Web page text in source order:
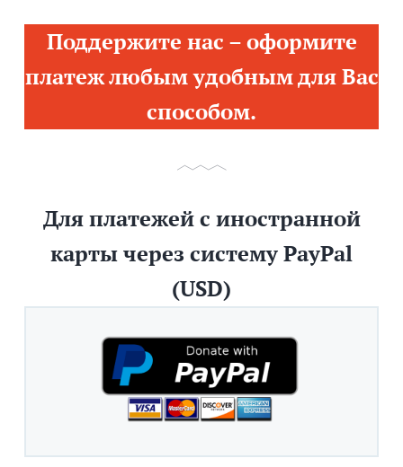
Поддержите нас – оформите
платеж любым удобным для Вас
способом.
Для платежей с иностранной
карты через систему PayPal
(USD)